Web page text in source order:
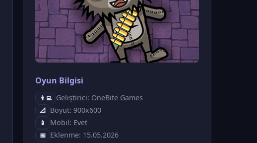
Oyun Bilgisi
👨‍💻 Geliştirici: OneBite Games
📐 Boyut: 900x600
📱 Mobil: Evet
📅 Eklenme: 15.05.2026